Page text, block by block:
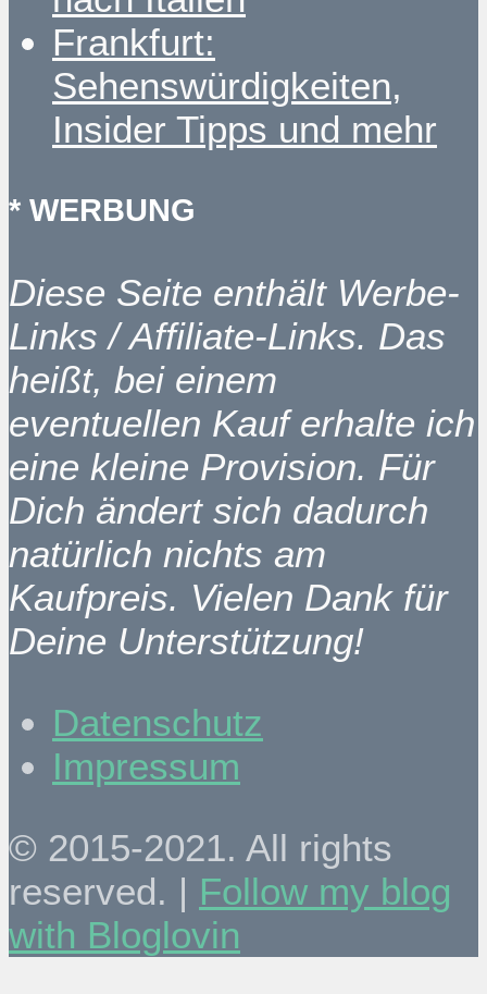
Frankfurt:
Sehenswürdigkeiten,
Insider Tipps und mehr
* WERBUNG
Diese Seite enthält Werbe-
Links / Affiliate-Links. Das
heißt, bei einem
eventuellen Kauf erhalte ich
eine kleine Provision. Für
Dich ändert sich dadurch
natürlich nichts am
Kaufpreis. Vielen Dank für
Deine Unterstützung!
Datenschutz
Impressum
© 2015-2021. All rights
reserved. | Follow my blog
with Bloglovin